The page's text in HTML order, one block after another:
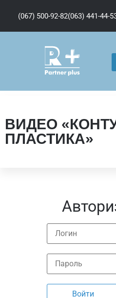
(067) 500-92-82(063) 441-44-
ВИДЕО
ПЛАСТИКА»